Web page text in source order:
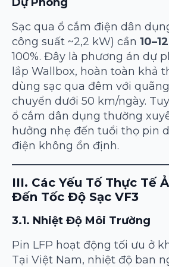
Sạc qua ổ cắm điện dân
công suất ~2,2 kW) cần
100%. Đây là phương án dự
lắp Wallbox, hoàn toàn khả
dùng sạc qua đêm với
chuyển dưới 50 km/ngày.
ổ cắm dân dụng thường
hưởng nhẹ đến tuổi thọ pin
điện không ổn định.
III. Các Yếu Tố Thực Tế
Đến Tốc Độ Sạc VF3
3.1. Nhiệt Độ Môi Trường
Pin LFP hoạt động tối ưu ở
Tại Việt Nam, nhiệt độ ban